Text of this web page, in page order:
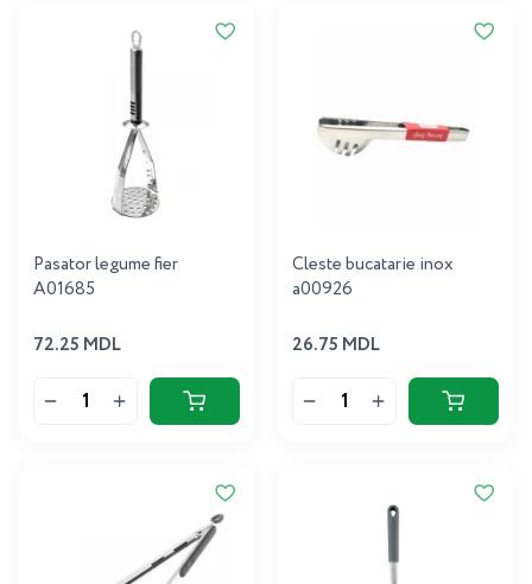
Pasator legume fier
A01685
72.25 MDL
Cleste bucatarie inox
a00926
26.75 MDL